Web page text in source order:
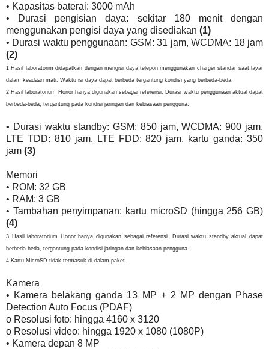
• Kapasitas baterai: 3000 mAh
• Durasi pengisian daya: sekitar 180 menit dengan
menggunakan pengisi daya yang disediakan (1)
• Durasi waktu penggunaan: GSM: 31 jam, WCDMA: 18 jam
(2)
1 Hasil laboratorim didapatkan dengan mengisi daya telepon menggunakan charger standar saat layar
dalam keadaan mati. Waktu isi daya dapat berbeda tergantung kondisi yang berbeda-beda.
2 Hasil laboratorium Honor hanya digunakan sebagai referensi. Durasi waktu penggunaan aktual dapat
berbeda-beda, tergantung pada kondisi jaringan dan kebiasaan pengguna.
• Durasi waktu standby: GSM: 850 jam, WCDMA: 900 jam,
LTE TDD: 810 jam, LTE FDD: 820 jam, kartu ganda: 350
jam (3)
Memori
• ROM: 32 GB
• RAM: 3 GB
• Tambahan penyimpanan: kartu microSD (hingga 256 GB)
(4)
3 Hasil laboratorium Honor hanya digunakan sebagai referensi. Durasi waktu standby aktual dapat
berbeda-beda, tergantung pada kondisi jaringan dan kebiasaan pengguna.
4 Kartu MicroSD tidak termasuk di dalam paket.
Kamera
• Kamera belakang ganda 13 MP + 2 MP dengan Phase
Detection Auto Focus (PDAF)
o Resolusi foto: hingga 4160 x 3120
o Resolusi video: hingga 1920 x 1080 (1080P)
• Kamera depan 8 MP